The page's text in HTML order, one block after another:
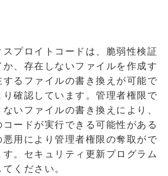
プロイトコードは、脆弱性検証
、存在しないファイルを作成す
るファイルの書き換えが可能で
確認しています。管理者権限で
いファイルの書き換えにより、
ードが実行できる可能性がある
用により管理者権限の奪取がで
。セキュリティ更新プログラム
ください。